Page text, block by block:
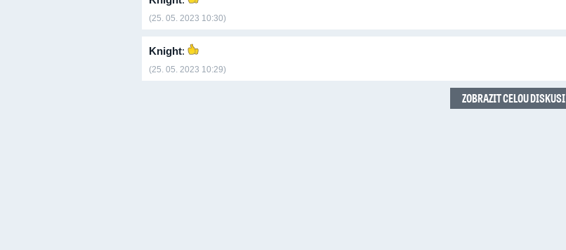
(25. 05. 2023 10:30)
Knight:
(25. 05. 2023 10:29)
ZOBRAZIT CELOU DISKUSI